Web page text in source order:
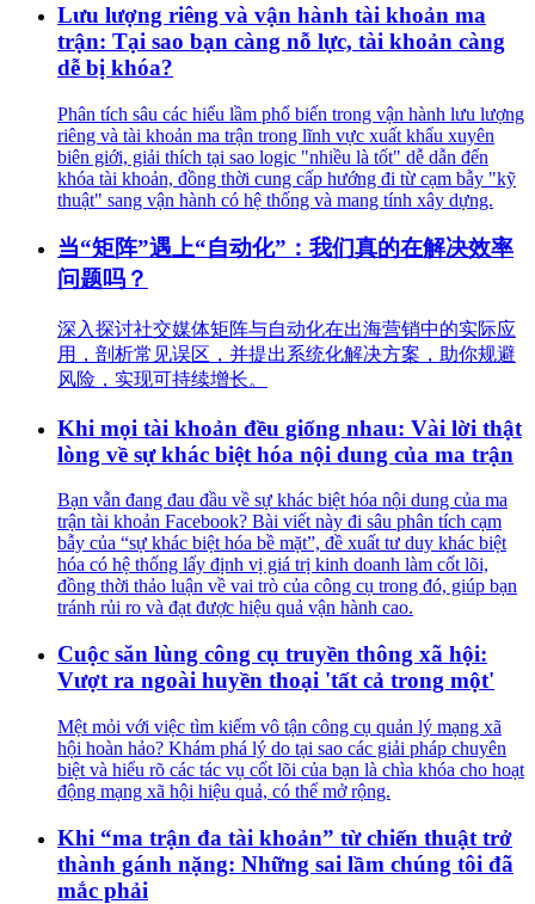
Lưu lượng riêng và vận hành tài khoản ma
trận: Tại sao bạn càng nỗ lực, tài khoản càng
dễ bị khóa?
Phân tích sâu các hiểu lầm phổ biến trong vận hành lưu lượng
riêng và tài khoản ma trận trong lĩnh vực xuất khẩu xuyên
biên giới, giải thích tại sao logic "nhiều là tốt" dễ dẫn đến
khóa tài khoản, đồng thời cung cấp hướng đi từ cạm bẫy "kỹ
thuật" sang vận hành có hệ thống và mang tính xây dựng.
当“矩阵”遇上“自动化”：我们真的在解决效率
问题吗？
深入探讨社交媒体矩阵与自动化在出海营销中的实际应
用，剖析常见误区，并提出系统化解决方案，助你规避
风险，实现可持续增长。
Khi mọi tài khoản đều giống nhau: Vài lời thật
lòng về sự khác biệt hóa nội dung của ma trận
Bạn vẫn đang đau đầu về sự khác biệt hóa nội dung của ma
trận tài khoản Facebook? Bài viết này đi sâu phân tích cạm
bẫy của “sự khác biệt hóa bề mặt”, đề xuất tư duy khác biệt
hóa có hệ thống lấy định vị giá trị kinh doanh làm cốt lõi,
đồng thời thảo luận về vai trò của công cụ trong đó, giúp bạn
tránh rủi ro và đạt được hiệu quả vận hành cao.
Cuộc săn lùng công cụ truyền thông xã hội:
Vượt ra ngoài huyền thoại 'tất cả trong một'
Mệt mỏi với việc tìm kiếm vô tận công cụ quản lý mạng xã
hội hoàn hảo? Khám phá lý do tại sao các giải pháp chuyên
biệt và hiểu rõ các tác vụ cốt lõi của bạn là chìa khóa cho hoạt
động mạng xã hội hiệu quả, có thể mở rộng.
Khi “ma trận đa tài khoản” từ chiến thuật trở
thành gánh nặng: Những sai lầm chúng tôi đã
mắc phải